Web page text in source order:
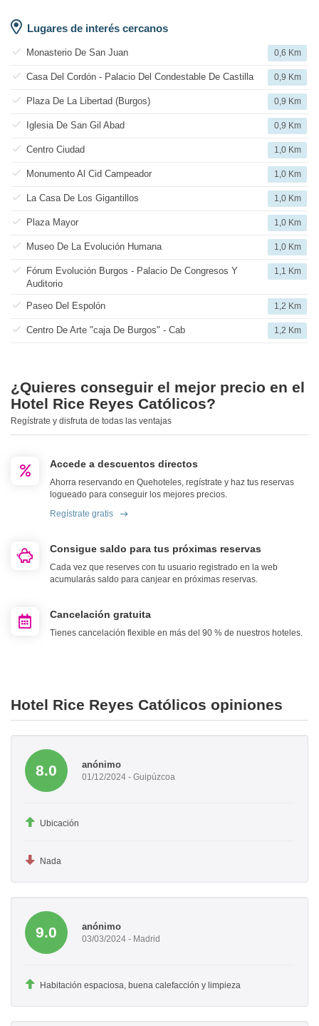
Lugares de interés cercanos
Monasterio De San Juan 0,6 Km
Casa Del Cordón - Palacio Del Condestable De Castilla 0,9 Km
Plaza De La Libertad (Burgos) 0,9 Km
Iglesia De San Gil Abad 0,9 Km
Centro Ciudad 1,0 Km
Monumento Al Cid Campeador 1,0 Km
La Casa De Los Gigantillos 1,0 Km
Plaza Mayor 1,0 Km
Museo De La Evolución Humana 1,0 Km
Fórum Evolución Burgos - Palacio De Congresos Y
Auditorio
1,1 Km
Paseo Del Espolón 1,2 Km
Centro De Arte "caja De Burgos" - Cab 1,2 Km
¿Quieres conseguir el mejor precio en el
Hotel Rice Reyes Católicos?
Regístrate y disfruta de todas las ventajas
Accede a descuentos directos
Ahorra reservando en Quehoteles, regístrate y haz tus reservas
logueado para conseguir los mejores precios.
Regístrate gratis
Consigue saldo para tus próximas reservas
Cada vez que reserves con tu usuario registrado en la web
acumularás saldo para canjear en próximas reservas.
Cancelación gratuita
Tienes cancelación flexible en más del 90 % de nuestros hoteles.
Hotel Rice Reyes Católicos opiniones
8.0 anónimo
01/12/2024 - Guipúzcoa
Ubicación
Nada
9.0 anónimo
03/03/2024 - Madrid
Habitación espaciosa, buena calefacción y limpieza